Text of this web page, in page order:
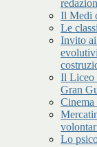
Il Medi
Le
Invito
Il Liceo
Gran
Lo